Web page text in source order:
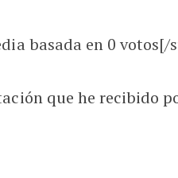
basada en 0 votos[/
que he recibido